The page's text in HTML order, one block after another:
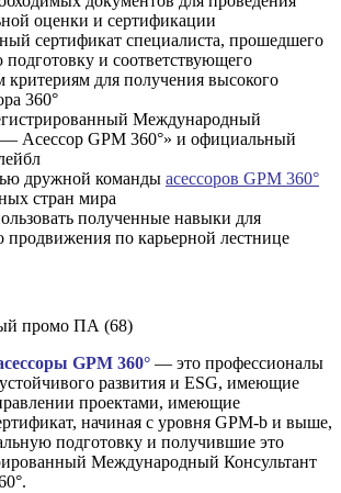
оценки и сертификации
сертификат специалиста, прошедшего
и соответствующего
критериям для получения высокого
360°
Международный
— Асессор GPM 360°» и официальный
дружной команды асессоров GPM 360°
стран мира
полученные навыки для
продвижения по карьерной лестнице
GPM 360° — это профессионалы
развития и ESG, имеющие
проектами, имеющие
начиная с уровня GPM-b и выше,
подготовку и получившие это
Международный Консультант